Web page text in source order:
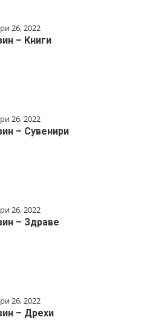
26, 2022
– Книги
26, 2022
– Сувенири
26, 2022
– Здраве
26, 2022
– Дрехи